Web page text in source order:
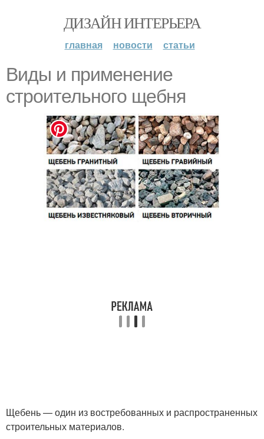
ДИЗАЙН ИНТЕРЬЕРА
главная новости статьи
Виды и применение
строительного щебня
Щебень — один из востребованных и распространенных
строительных материалов.